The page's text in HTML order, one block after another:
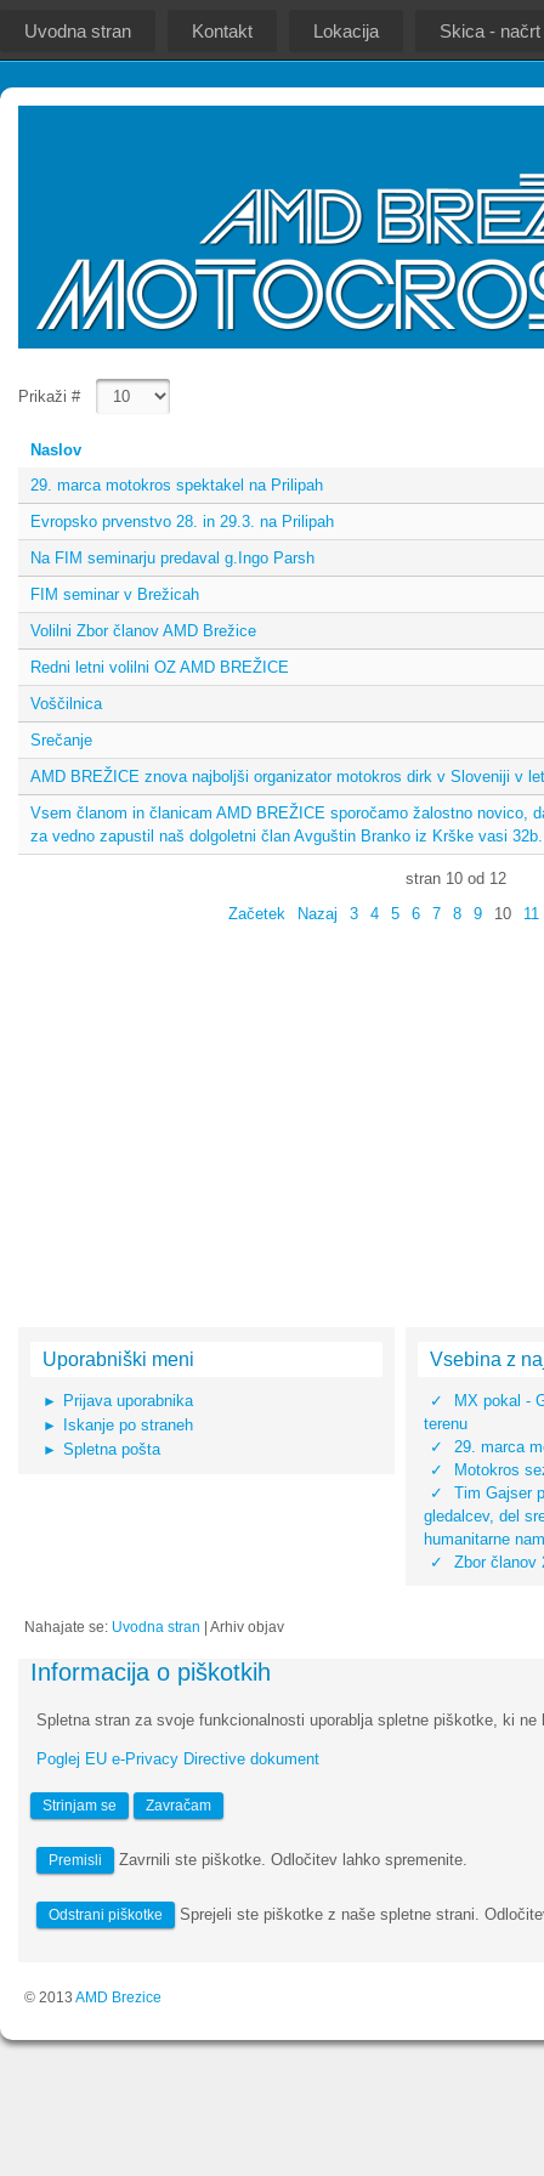
Uvodna stran Kontakt Lokacija Skica -
Prikaži #
Naslov
29. marca motokros spektakel na Prilipah
Evropsko prvenstvo 28. in 29.3. na Prilipah
Na FIM seminarju predaval g.Ingo Parsh
FIM seminar v Brežicah
Volilni Zbor članov AMD Brežice
Redni letni volilni OZ AMD BREŽICE
Voščilnica
Srečanje
AMD BREŽICE znova najboljši organizator motokros dirk v Sloveniji v
Vsem članom in članicam AMD BREŽICE sporočamo žalostno novico,
za vedno zapustil naš dolgoletni član Avguštin Branko iz Krške vasi 32b.
stran 10 od 12
Začetek
Nazaj 3 4 5 6 7 8 9 10 11
Uporabniški meni
Prijava uporabnika
Iskanje po straneh
Spletna pošta
Vsebina z
MX pokal -
terenu
29. marca
Motokros
Tim Gajser
gledalcev, del
humanitarne
Zbor članov
Nahajate se: Uvodna stran Arhiv objav
Informacija o piškotkih
Spletna stran za svoje funkcionalnosti uporablja spletne piškotke, ki
Poglej EU e-Privacy Directive dokument
Strinjam se Zavračam
Premisli Zavrnili ste piškotke. Odločitev lahko spremenite.
Odstrani piškotke Sprejeli ste piškotke z naše spletne strani.
© 2013 AMD Brezice